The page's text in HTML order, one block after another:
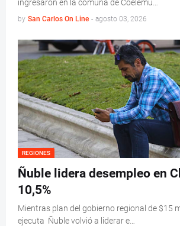
ingresaron en la comuna de Coelemu…
by San Carlos On Line - agosto 03, 2026
REGIONES
Ñuble lidera desempleo en
10,5%
Mientras plan del gobierno regional de $15
ejecuta Ñuble volvió a liderar e…